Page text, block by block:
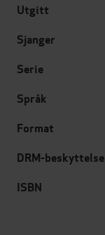
Utgitt
Sjanger
Serie
Språk
Format
DRM-beskyttelse
ISBN